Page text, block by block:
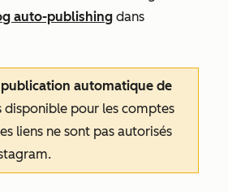
auto-publishing dans
automatique de
disponible pour les comptes
liens ne sont pas autorisés